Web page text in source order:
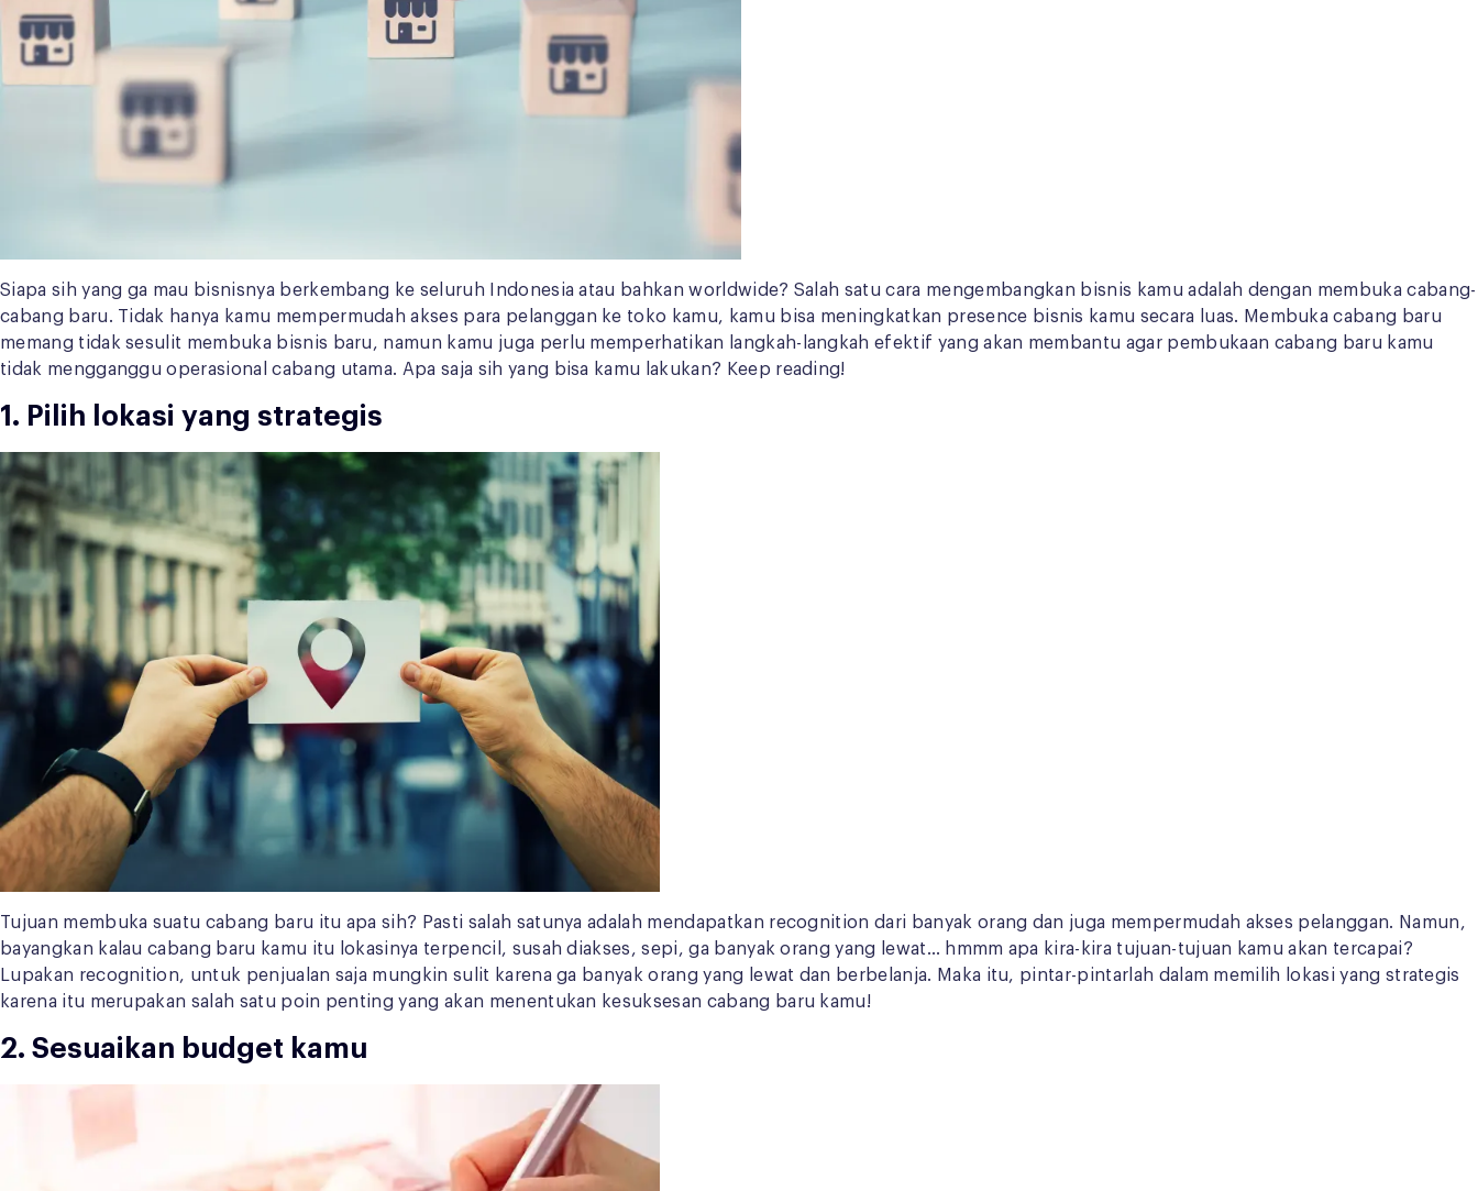
Siapa sih yang ga mau bisnisnya berkembang ke seluruh Indonesia atau bahkan worldwide? Salah satu cara mengembangkan bisnis kamu adalah dengan membuka cabang-
cabang baru. Tidak hanya kamu mempermudah akses para pelanggan ke toko kamu, kamu bisa meningkatkan presence bisnis kamu secara luas. Membuka cabang baru
memang tidak sesulit membuka bisnis baru, namun kamu juga perlu memperhatikan langkah-langkah efektif yang akan membantu agar pembukaan cabang baru kamu
tidak mengganggu operasional cabang utama. Apa saja sih yang bisa kamu lakukan? Keep reading!
1. Pilih lokasi yang strategis
Tujuan membuka suatu cabang baru itu apa sih? Pasti salah satunya adalah mendapatkan recognition dari banyak orang dan juga mempermudah akses pelanggan. Namun,
bayangkan kalau cabang baru kamu itu lokasinya terpencil, susah diakses, sepi, ga banyak orang yang lewat… hmmm apa kira-kira tujuan-tujuan kamu akan tercapai?
Lupakan recognition, untuk penjualan saja mungkin sulit karena ga banyak orang yang lewat dan berbelanja. Maka itu, pintar-pintarlah dalam memilih lokasi yang strategis
karena itu merupakan salah satu poin penting yang akan menentukan kesuksesan cabang baru kamu!
2. Sesuaikan budget kamu